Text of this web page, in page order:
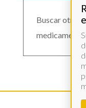
Buscar otro
medicamento